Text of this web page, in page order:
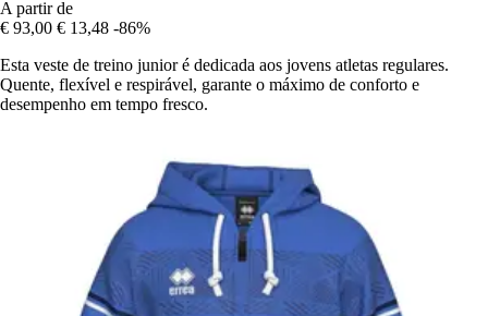
A partir de
€ 93,00 € 13,48 -86%
Esta veste de treino junior é dedicada aos jovens atletas regulares.
Quente, flexível e respirável, garante o máximo de conforto e
desempenho em tempo fresco.